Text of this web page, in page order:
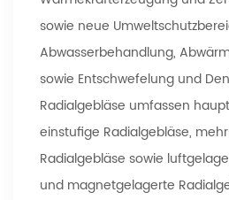
sowie neue
Abwasserbehandlung,
sowie Entschwefelung und
Radialgebläse umfassen
einstufige Radialgebläse,
Radialgebläse sowie
und magnetgelagerte